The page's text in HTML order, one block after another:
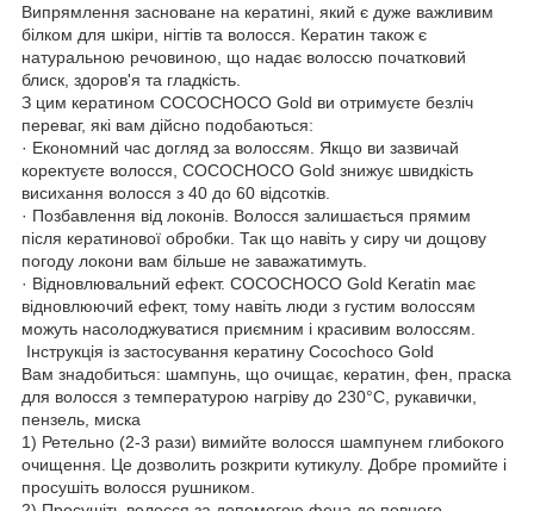
Випрямлення засноване на кератині, який є дуже важливим
білком для шкіри, нігтів та волосся. Кератин також є
натуральною речовиною, що надає волоссю початковий
блиск, здоров'я та гладкість.
З цим кератином COCOCHOCO Gold ви отримуєте безліч
переваг, які вам дійсно подобаються:
· Економний час догляд за волоссям. Якщо ви зазвичай
коректуєте волосся, COCOCHOCO Gold знижує швидкість
висихання волосся з 40 до 60 відсотків.
· Позбавлення від локонів. Волосся залишається прямим
після кератинової обробки. Так що навіть у сиру чи дощову
погоду локони вам більше не заважатимуть.
· Відновлювальний ефект. COCOCHOCO Gold Keratin має
відновлюючий ефект, тому навіть люди з густим волоссям
можуть насолоджуватися приємним і красивим волоссям.
Інструкція із застосування кератину Cocochoco Gold
Вам знадобиться: шампунь, що очищає, кератин, фен, праска
для волосся з температурою нагріву до 230°C, рукавички,
пензель, миска
1) Ретельно (2-3 рази) вимийте волосся шампунем глибокого
очищення. Це дозволить розкрити кутикулу. Добре промийте і
просушіть волосся рушником.